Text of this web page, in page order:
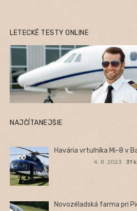
LETECKÉ TESTY ONLINE
NAJČÍTANEJŠIE
Havária vrtuľníka Mi-8 v
4. 8. 2023 31
Novozéladská farma pri